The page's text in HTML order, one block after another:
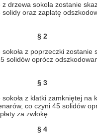
drzewa sokoła zostanie
oraz zapłatę
§ 2
z poprzeczki zostanie
solidów oprócz
§ 3
z klatki zamkniętej na
co czyni 45 solidów
za zwłokę.
§ 4